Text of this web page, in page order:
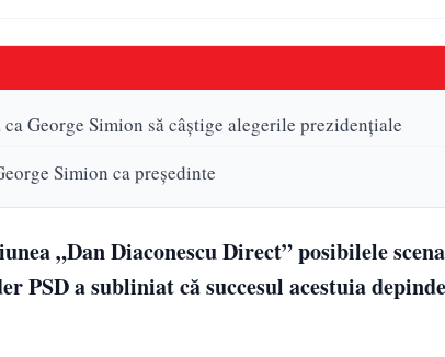
George Simion să câștige alegerile prezidențiale
Simion ca președinte
„Dan Diaconescu Direct” posibilele
PSD a subliniat că succesul acestuia